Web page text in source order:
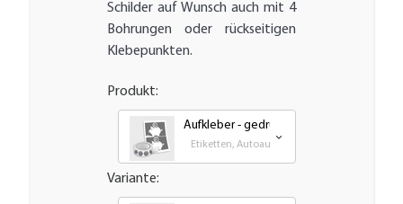
Schilder auf Wunsch auch mit 4
Bohrungen oder rückseitigen
Klebepunkten.
Produkt:
Aufkleber - gedruckt
Etiketten, Autoaufkleber, Transfer und
Variante: